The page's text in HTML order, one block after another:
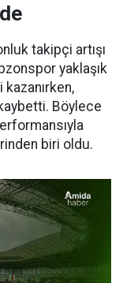
takipçi artışı
yaklaşık
Böylece
biri oldu.